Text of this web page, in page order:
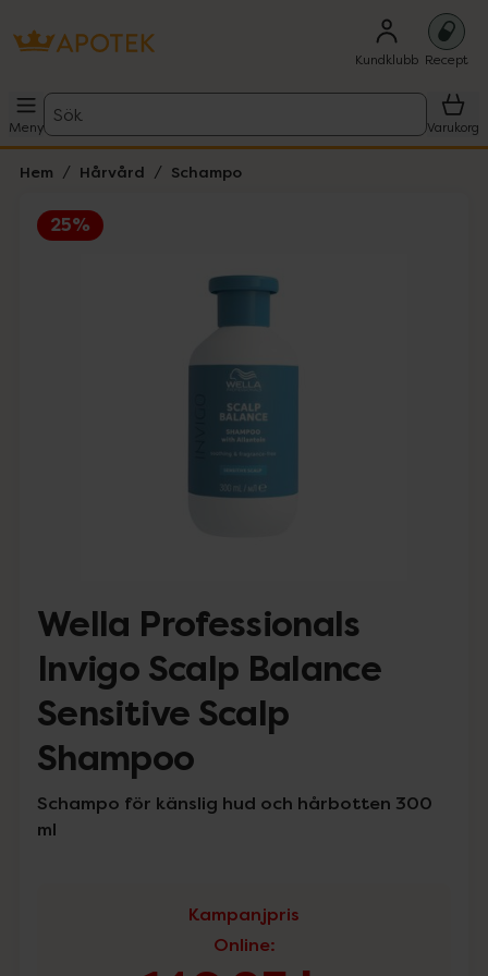
Kundklubb Recept
Meny
Sök
Varukorg
Hem Hårvård Schampo
25%
Lista: . Innehåller 3 objekt.
Wella Professionals
Invigo Scalp Balance
Sensitive Scalp
Shampoo
Schampo för känslig hud och hårbotten 300
ml
Kampanjpris
Online: